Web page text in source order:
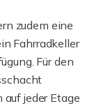
zudem eine
Fahrradkeller
Für den
jeder Etage